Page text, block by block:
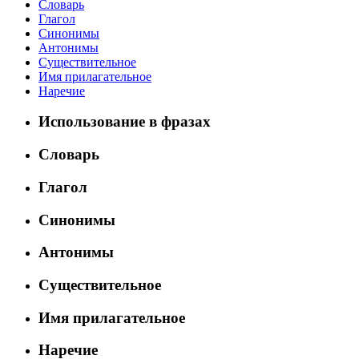
Словарь
Глагол
Синонимы
Антонимы
Существительное
Имя прилагательное
Наречие
Использование в фразах
Словарь
Глагол
Синонимы
Антонимы
Существительное
Имя прилагательное
Наречие